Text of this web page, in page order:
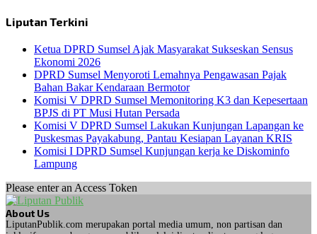
Liputan Terkini
Ketua DPRD Sumsel Ajak Masyarakat Sukseskan Sensus
Ekonomi 2026
DPRD Sumsel Menyoroti Lemahnya Pengawasan Pajak
Bahan Bakar Kendaraan Bermotor
Komisi V DPRD Sumsel Memonitoring K3 dan Kepesertaan
BPJS di PT Musi Hutan Persada
Komisi V DPRD Sumsel Lakukan Kunjungan Lapangan ke
Puskesmas Payakabung, Pantau Kesiapan Layanan KRIS
Komisi I DPRD Sumsel Kunjungan kerja ke Diskominfo
Lampung
Please enter an Access Token
About Us
LiputanPublik.com merupakan portal media umum, non partisan dan